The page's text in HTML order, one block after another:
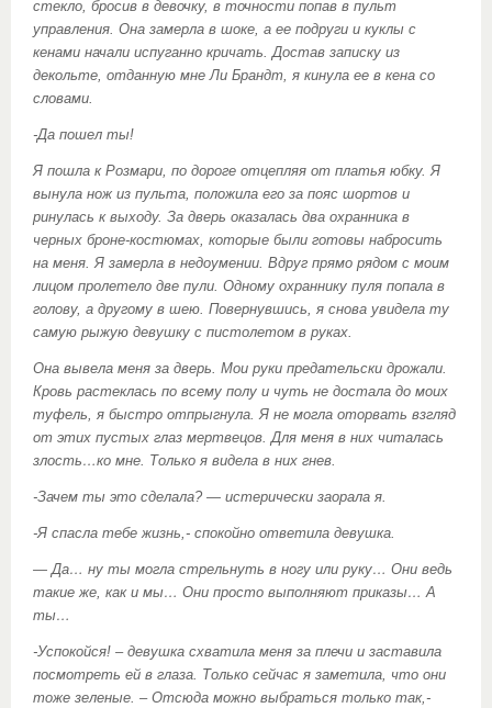
стекло, бросив в девочку, в точности попав в пульт
управления. Она замерла в шоке, а ее подруги и куклы с
кенами начали испуганно кричать. Достав записку из
декольте, отданную мне Ли Брандт, я кинула ее в кена со
словами.
-Да пошел ты!
Я пошла к Розмари, по дороге отцепляя от платья юбку. Я
вынула нож из пульта, положила его за пояс шортов и
ринулась к выходу. За дверь оказалась два охранника в
черных броне-костюмах, которые были готовы набросить
на меня. Я замерла в недоумении. Вдруг прямо рядом с моим
лицом пролетело две пули. Одному охраннику пуля попала в
голову, а другому в шею. Повернувшись, я снова увидела ту
самую рыжую девушку с пистолетом в руках.
Она вывела меня за дверь. Мои руки предательски дрожали.
Кровь растеклась по всему полу и чуть не достала до моих
туфель, я быстро отпрыгнула. Я не могла оторвать взгляд
от этих пустых глаз мертвецов. Для меня в них читалась
злость…ко мне. Только я видела в них гнев.
-Зачем ты это сделала? — истерически заорала я.
-Я спасла тебе жизнь,- спокойно ответила девушка.
— Да… ну ты могла стрельнуть в ногу или руку… Они ведь
такие же, как и мы… Они просто выполняют приказы… А
ты…
-Успокойся! – девушка схватила меня за плечи и заставила
посмотреть ей в глаза. Только сейчас я заметила, что они
тоже зеленые. – Отсюда можно выбраться только так,-